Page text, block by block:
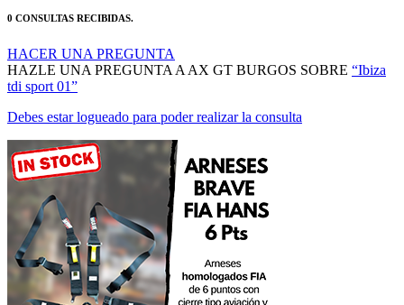
0 CONSULTAS RECIBIDAS.
HACER UNA PREGUNTA
HAZLE UNA PREGUNTA A AX GT BURGOS SOBRE “Ibiza
tdi sport 01”
Debes estar logueado para poder realizar la consulta